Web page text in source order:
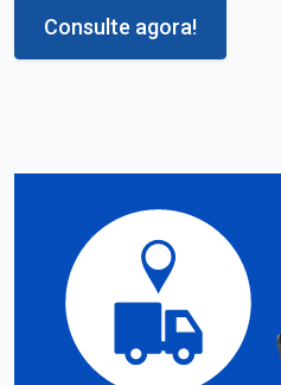
Consulte agora!